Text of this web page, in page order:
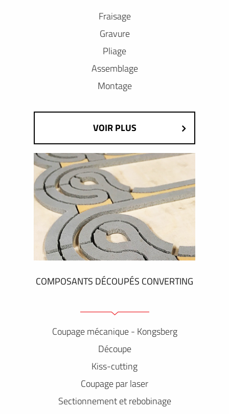
Fraisage
Gravure
Pliage
Assemblage
Montage
VOIR PLUS
COMPOSANTS DÉCOUPÉS CONVERTING
Coupage mécanique - Kongsberg
Découpe
Kiss-cutting
Coupage par laser
Sectionnement et rebobinage